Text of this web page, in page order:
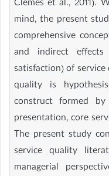
Clemes et al., 2011).
mind, the present
comprehensive
and indirect
satisfaction) of
quality is
construct formed
presentation, core
The present study
service quality
managerial